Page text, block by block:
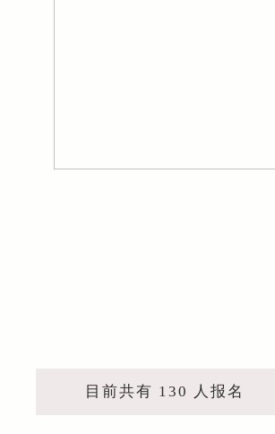
目前共有 130 人报名